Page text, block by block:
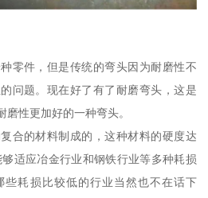
零件，但是传统的弯头因为耐磨性不
问题。现在好了有了耐磨弯头，这是
性更加好的一种弯头。
合的材料制成的，这种材料的硬度达
适应冶金行业和钢铁行业等多种耗损
些耗损比较低的行业当然也不在话下